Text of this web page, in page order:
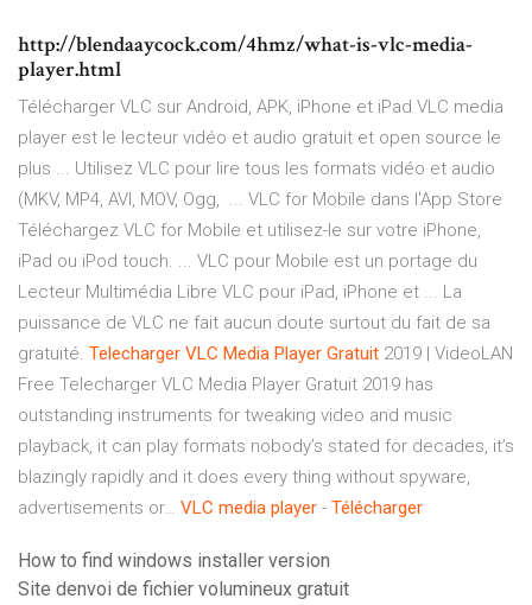
http://blendaaycock.com/4hmz/what-is-vlc-media-
player.html
Télécharger VLC sur Android, APK, iPhone et iPad VLC media
player est le lecteur vidéo et audio gratuit et open source le
plus ... Utilisez VLC pour lire tous les formats vidéo et audio
(MKV, MP4, AVI, MOV, Ogg, ... VLC for Mobile dans l'App Store
Téléchargez VLC for Mobile et utilisez-le sur votre iPhone,
iPad ou iPod touch. ... VLC pour Mobile est un portage du
Lecteur Multimédia Libre VLC pour iPad, iPhone et ... La
puissance de VLC ne fait aucun doute surtout du fait de sa
gratuité. Telecharger VLC Media Player Gratuit 2019 | VideoLAN
Free Telecharger VLC Media Player Gratuit 2019 has
outstanding instruments for tweaking video and music
playback, it can play formats nobody’s stated for decades, it’s
blazingly rapidly and it does every thing without spyware,
advertisements or… VLC media player - Télécharger
How to find windows installer version
Site denvoi de fichier volumineux gratuit